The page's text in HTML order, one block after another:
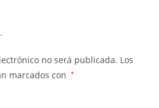
no será publicada. Los
marcados con
*